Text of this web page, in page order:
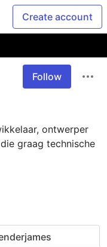
Create account
Follow
ontwerper
graag technische